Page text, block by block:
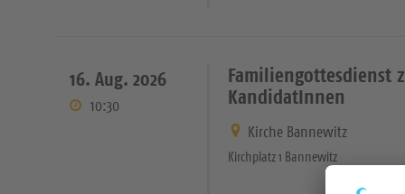
16. Aug. 2026
10:30
Familiengottesdienst
KandidatInnen
Kirche Bannewitz
Kirchplatz 1 Bannewitz